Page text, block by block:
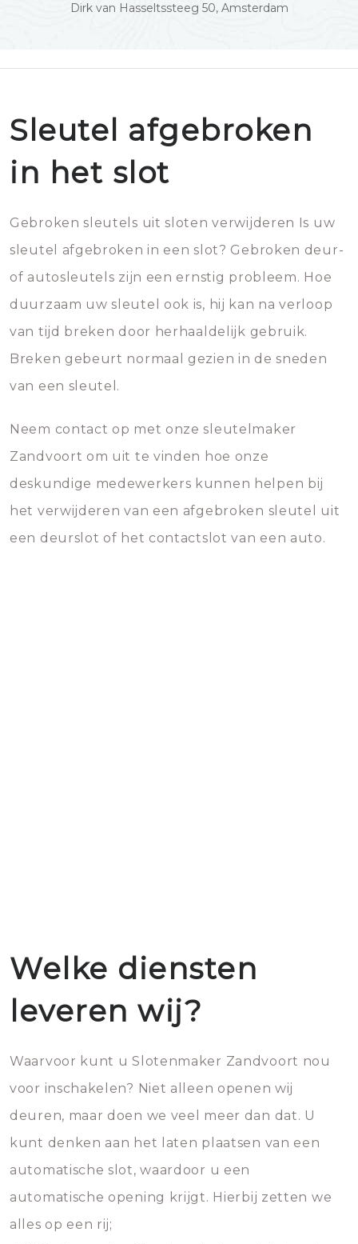
Dirk van Hasseltssteeg 50, Amsterdam
Sleutel afgebroken
in het slot
Gebroken sleutels uit sloten verwijderen Is uw
sleutel afgebroken in een slot? Gebroken deur-
of autosleutels zijn een ernstig probleem. Hoe
duurzaam uw sleutel ook is, hij kan na verloop
van tijd breken door herhaaldelijk gebruik.
Breken gebeurt normaal gezien in de sneden
van een sleutel.
Neem contact op met onze sleutelmaker
Zandvoort om uit te vinden hoe onze
deskundige medewerkers kunnen helpen bij
het verwijderen van een afgebroken sleutel uit
een deurslot of het contactslot van een auto.
Welke diensten
leveren wij?
Waarvoor kunt u Slotenmaker Zandvoort nou
voor inschakelen? Niet alleen openen wij
deuren, maar doen we veel meer dan dat. U
kunt denken aan het laten plaatsen van een
automatische slot, waardoor u een
automatische opening krijgt. Hierbij zetten we
alles op een rij;